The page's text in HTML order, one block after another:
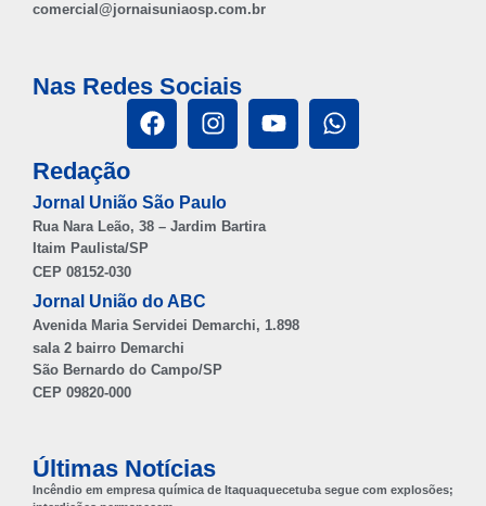
comercial@jornaisuniaosp.com.br
Nas Redes Sociais
Redação
Jornal União São Paulo
Rua Nara Leão, 38 – Jardim Bartira
Itaim Paulista/SP
CEP 08152-030
Jornal União do ABC
Avenida Maria Servidei Demarchi, 1.898
sala 2 bairro Demarchi
São Bernardo do Campo/SP
CEP 09820-000
Últimas Notícias
Incêndio em empresa química de Itaquaquecetuba segue com explosões;